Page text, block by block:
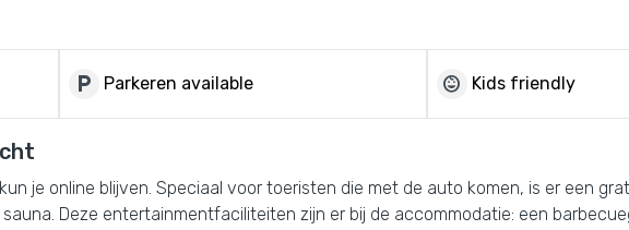
local_parking Parkeren available child_care Kids friendly
je online blijven. Speciaal voor toeristen die met de auto komen, is er een
Deze entertainmentfaciliteiten zijn er bij de accommodatie: een